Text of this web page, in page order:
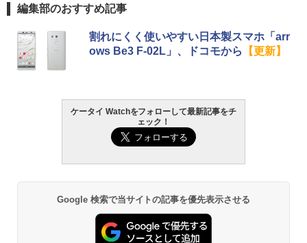
編集部のおすすめ記事
割れにくく使いやすい日本製スマホ「arr
ows Be3 F-02L」、ドコモから
【更新】
ケータイ Watchをフォローして最新記事をチ
ェック！
Google 検索で当サイトの記事を優先表示させる